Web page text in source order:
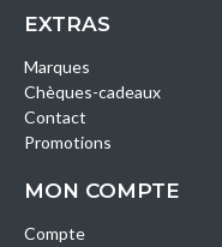
EXTRAS
Marques
Chèques-cadeaux
Contact
Promotions
MON COMPTE
Compte